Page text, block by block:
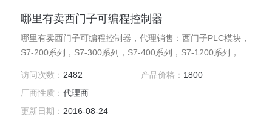
哪里有卖西门子可编程控制器
哪里有卖西门子可编程控制器，代理销售：西门子PLC模块，
S7-200系列，S7-300系列，S7-400系列，S7-1200系列，
器，西门子软启动器，西门子DP总线电缆，西门子DP总线连
接器，西门子CP通讯卡，西门子伺服，西门子数控系统及停
产备件
访问次数： 2482 产品价格： 1800
厂商性质：代理商
更新日期： 2016-08-24